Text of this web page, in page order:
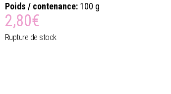
Poids / contenance: 100 g
2,80€
Rupture de stock